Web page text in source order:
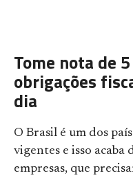
Tome nota de
obrigações
dia
O Brasil é um dos
vigentes e isso
empresas, que